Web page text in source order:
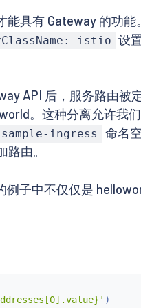
具有 Gateway 的功能
istio 设
API 后，服务路由被
。这种分离允许我
sample-ingress
命名
由。
子中不仅仅是
)